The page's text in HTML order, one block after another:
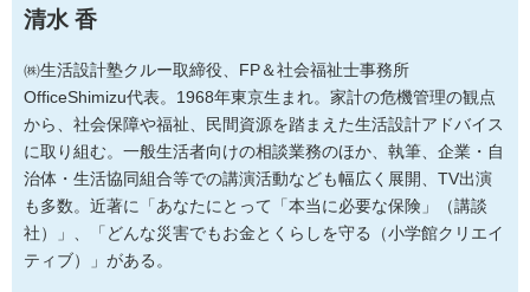
清水 香
㈱生活設計塾クルー取締役、FP＆社会福祉士事務所
OfficeShimizu代表。1968年東京生まれ。家計の危機管理の観点
から、社会保障や福祉、民間資源を踏まえた生活設計アドバイス
に取り組む。一般生活者向けの相談業務のほか、執筆、企業・自
治体・生活協同組合等での講演活動なども幅広く展開、TV出演
も多数。近著に「あなたにとって「本当に必要な保険」（講談
社）」、「どんな災害でもお金とくらしを守る（小学館クリエイ
ティブ）」がある。